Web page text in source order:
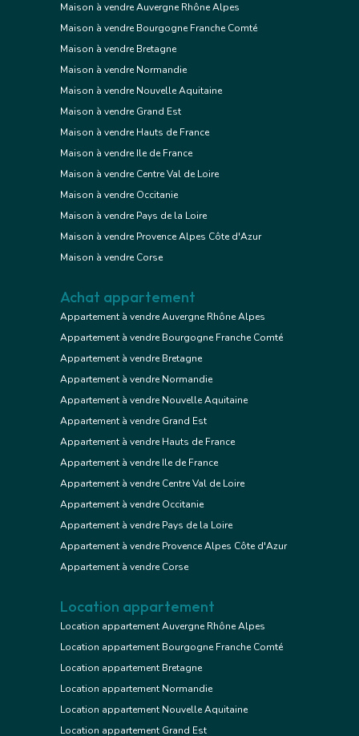
Maison à vendre Auvergne Rhône Alpes
Maison à vendre Bourgogne Franche Comté
Maison à vendre Bretagne
Maison à vendre Normandie
Maison à vendre Nouvelle Aquitaine
Maison à vendre Grand Est
Maison à vendre Hauts de France
Maison à vendre Ile de France
Maison à vendre Centre Val de Loire
Maison à vendre Occitanie
Maison à vendre Pays de la Loire
Maison à vendre Provence Alpes Côte d'Azur
Maison à vendre Corse
Achat appartement
Appartement à vendre Auvergne Rhône Alpes
Appartement à vendre Bourgogne Franche Comté
Appartement à vendre Bretagne
Appartement à vendre Normandie
Appartement à vendre Nouvelle Aquitaine
Appartement à vendre Grand Est
Appartement à vendre Hauts de France
Appartement à vendre Ile de France
Appartement à vendre Centre Val de Loire
Appartement à vendre Occitanie
Appartement à vendre Pays de la Loire
Appartement à vendre Provence Alpes Côte d'Azur
Appartement à vendre Corse
Location appartement
Location appartement Auvergne Rhône Alpes
Location appartement Bourgogne Franche Comté
Location appartement Bretagne
Location appartement Normandie
Location appartement Nouvelle Aquitaine
Location appartement Grand Est